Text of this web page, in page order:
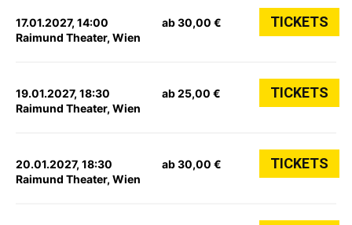
17.01.2027, 14:00
Raimund Theater, Wien
ab 30,00 € TICKETS
19.01.2027, 18:30
Raimund Theater, Wien
ab 25,00 € TICKETS
20.01.2027, 18:30
Raimund Theater, Wien
ab 30,00 € TICKETS